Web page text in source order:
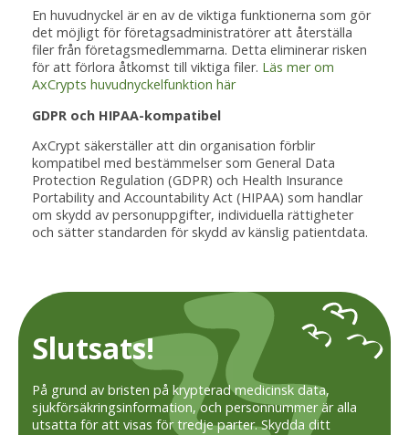
En huvudnyckel är en av de viktiga funktionerna som gör
det möjligt för företagsadministratörer att återställa
filer från företagsmedlemmarna. Detta eliminerar risken
för att förlora åtkomst till viktiga filer. Läs mer om
AxCrypts huvudnyckelfunktion här
GDPR och HIPAA-kompatibel
AxCrypt säkerställer att din organisation förblir
kompatibel med bestämmelser som General Data
Protection Regulation (GDPR) och Health Insurance
Portability and Accountability Act (HIPAA) som handlar
om skydd av personuppgifter, individuella rättigheter
och sätter standarden för skydd av känslig patientdata.
Slutsats!
På grund av bristen på krypterad medicinsk data,
sjukförsäkringsinformation, och personnummer är alla
utsatta för att visas för tredje parter. Skydda ditt